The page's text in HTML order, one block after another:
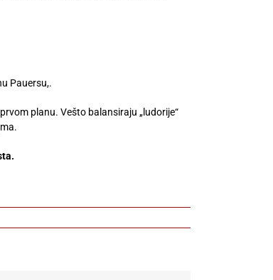
Pauersu,.
planu. Vešto balansiraju „ludorije“